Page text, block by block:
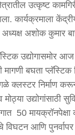
उत्कृष्ट
कार्यक्रमाला
अशोक कुमार
उद्योगासमोर
मागणी बघता
वेगळे क्लस्टर निर्माण
उद्योगांसाठी
50
विघटन आणि